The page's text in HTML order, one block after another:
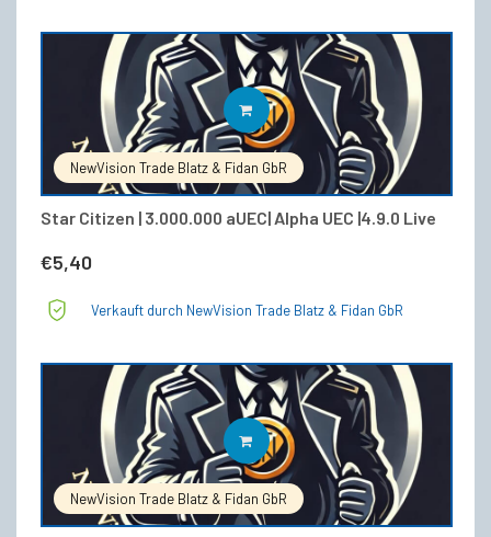
NewVision Trade Blatz & Fidan GbR
Star Citizen | 3.000.000 aUEC| Alpha UEC |4.9.0 Live
€5,40
IN DEN WARENKORB
Verkauft durch NewVision Trade Blatz & Fidan GbR
NewVision Trade Blatz & Fidan GbR
IN DEN WARENKORB